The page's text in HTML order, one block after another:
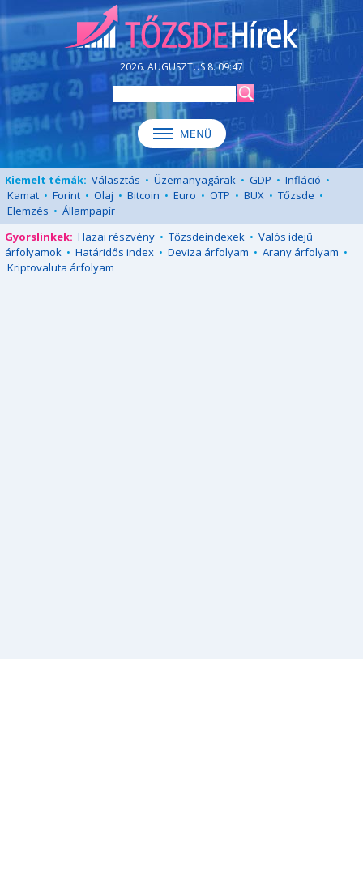
2026. AUGUSZTUS 8. 09:47
Kiemelt témák: Választás • Üzemanyagárak • GDP • Infláció •
Kamat • Forint • Olaj • Bitcoin • Euro • OTP • BUX • Tőzsde •
Elemzés • Állampapír
Gyorslinkek: Hazai részvény • Tőzsdeindexek • Valós idejű
árfolyamok • Határidős index • Deviza árfolyam • Arany árfolyam •
Kriptovaluta árfolyam